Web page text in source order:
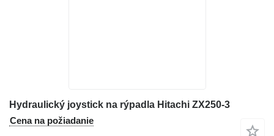
Hydraulický joystick na rýpadla Hitachi ZX250-3
Cena na požiadanie